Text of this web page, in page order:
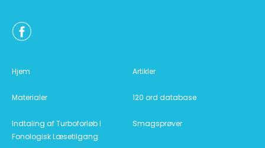
Hjem Artikler
Materialer 120 ord database
Indtaling af Turboforløb I
Fonologisk Læsetilgang
Smagsprøver